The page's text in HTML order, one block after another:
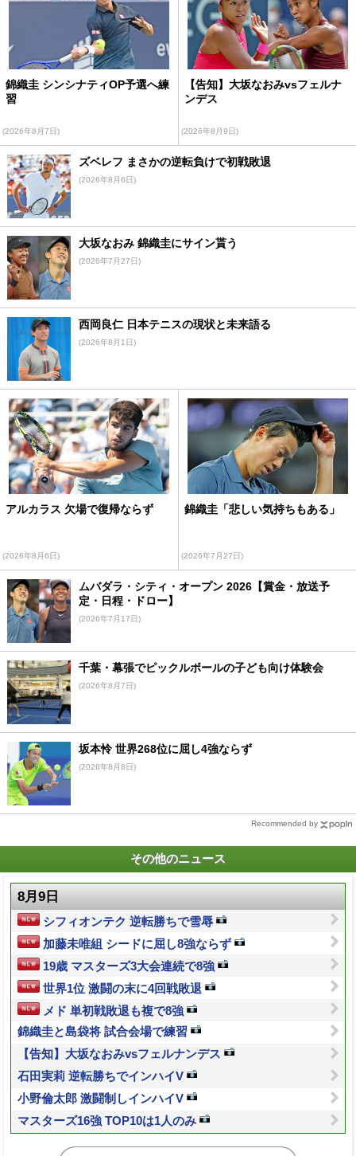
錦織圭 シンシナティOP予選へ練
習
(2026年8月7日)
【告知】大坂なおみvsフェルナ
ンデス
(2026年8月9日)
ズベレフ まさかの逆転負けで初戦敗退
(2026年8月6日)
大坂なおみ 錦織圭にサイン貰う
(2026年7月27日)
西岡良仁 日本テニスの現状と未来語る
(2026年8月1日)
アルカラス 欠場で復帰ならず
(2026年8月6日)
錦織圭「悲しい気持ちもある」
(2026年7月27日)
ムバダラ・シティ・オープン 2026【賞金・放送予
定・日程・ドロー】
(2026年7月17日)
千葉・幕張でピックルボールの子ども向け体験会
(2026年8月7日)
坂本怜 世界268位に屈し4強ならず
(2026年8月8日)
Recommended by
その他のニュース
8月9日
シフィオンテク 逆転勝ちで雪辱
加藤未唯組 シードに屈し8強ならず
19歳 マスターズ3大会連続で8強
世界1位 激闘の末に4回戦敗退
メド 単初戦敗退も複で8強
錦織圭と島袋将 試合会場で練習
【告知】大坂なおみvsフェルナンデス
石田実莉 逆転勝ちでインハイV
小野倫太郎 激闘制しインハイV
マスターズ16強 TOP10は1人のみ